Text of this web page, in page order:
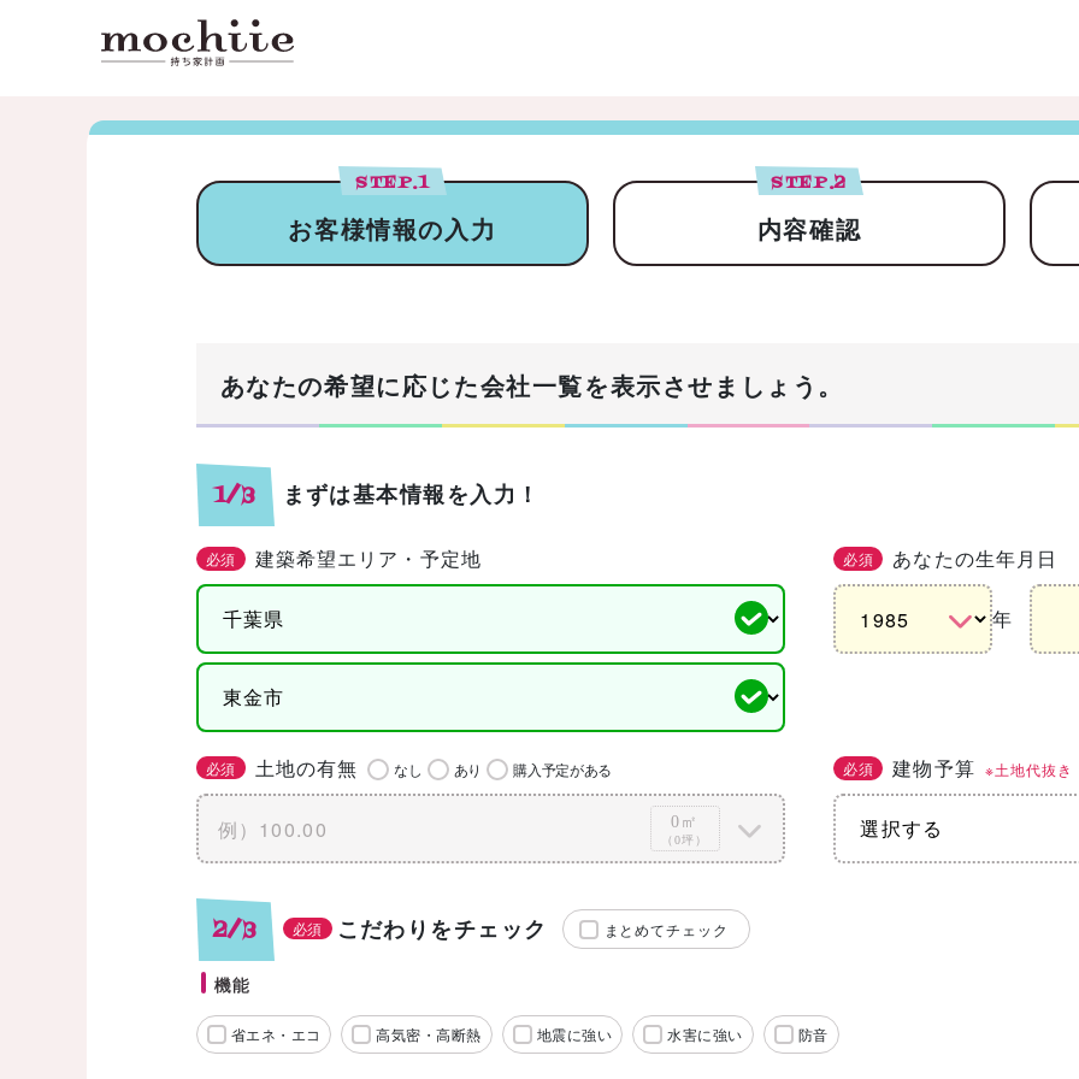
STEP.1
お客様情報の入力
STEP.2
内容確認
あなたの希望に応じた会社一覧を表示させましょう。
1/3 まずは基本情報を入力！
必須 建築希望エリア・予定地 必須 あなたの生年月日
年
必須 土地の有無 なし あり 購入予定がある
0㎡
（0坪）
必須 建物予算 ※土地代抜き
2/3 必須 こだわりをチェック まとめてチェック
機能
省エネ・エコ 高気密・高断熱 地震に強い 水害に強い 防音